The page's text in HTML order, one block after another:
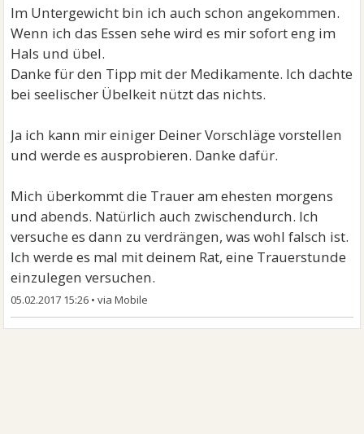
Im Untergewicht bin ich auch schon angekommen.
Wenn ich das Essen sehe wird es mir sofort eng im
Hals und übel.
Danke für den Tipp mit der Medikamente. Ich dachte
bei seelischer Übelkeit nützt das nichts.
Ja ich kann mir einiger Deiner Vorschläge vorstellen
und werde es ausprobieren. Danke dafür.
Mich überkommt die Trauer am ehesten morgens
und abends. Natürlich auch zwischendurch. Ich
versuche es dann zu verdrängen, was wohl falsch ist.
Ich werde es mal mit deinem Rat, eine Trauerstunde
einzulegen versuchen.
05.02.2017 15:26 •